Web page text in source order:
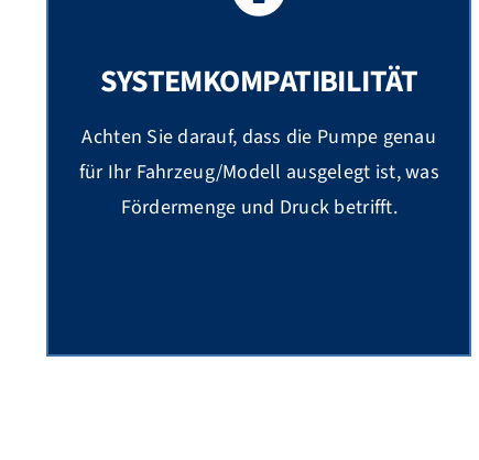
SYSTEMKOMPATIBILITÄT
Achten Sie darauf, dass die Pumpe genau
für Ihr Fahrzeug/Modell ausgelegt ist, was
Fördermenge und Druck betrifft.